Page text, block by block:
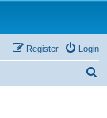
Login
Register